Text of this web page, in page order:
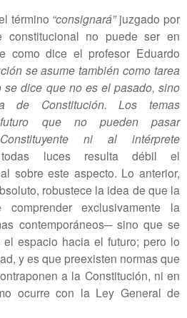
término “consignará”juzgado por
constitucional no puede ser en
como dice el profesor Eduardo
se asume también como tarea
se dice que no es el pasado, sino
de Constitución. Los temas
futuro que no pueden pasar
ni al intérprete
luces resulta débil el
sobre este aspecto. Lo anterior,
robustece la idea de que la
exclusivamente la
contemporáneos─ sino que se
espacio hacia el futuro; pero lo
y es que preexisten normas que
a la Constitución, ni en
ocurre con la Ley General de